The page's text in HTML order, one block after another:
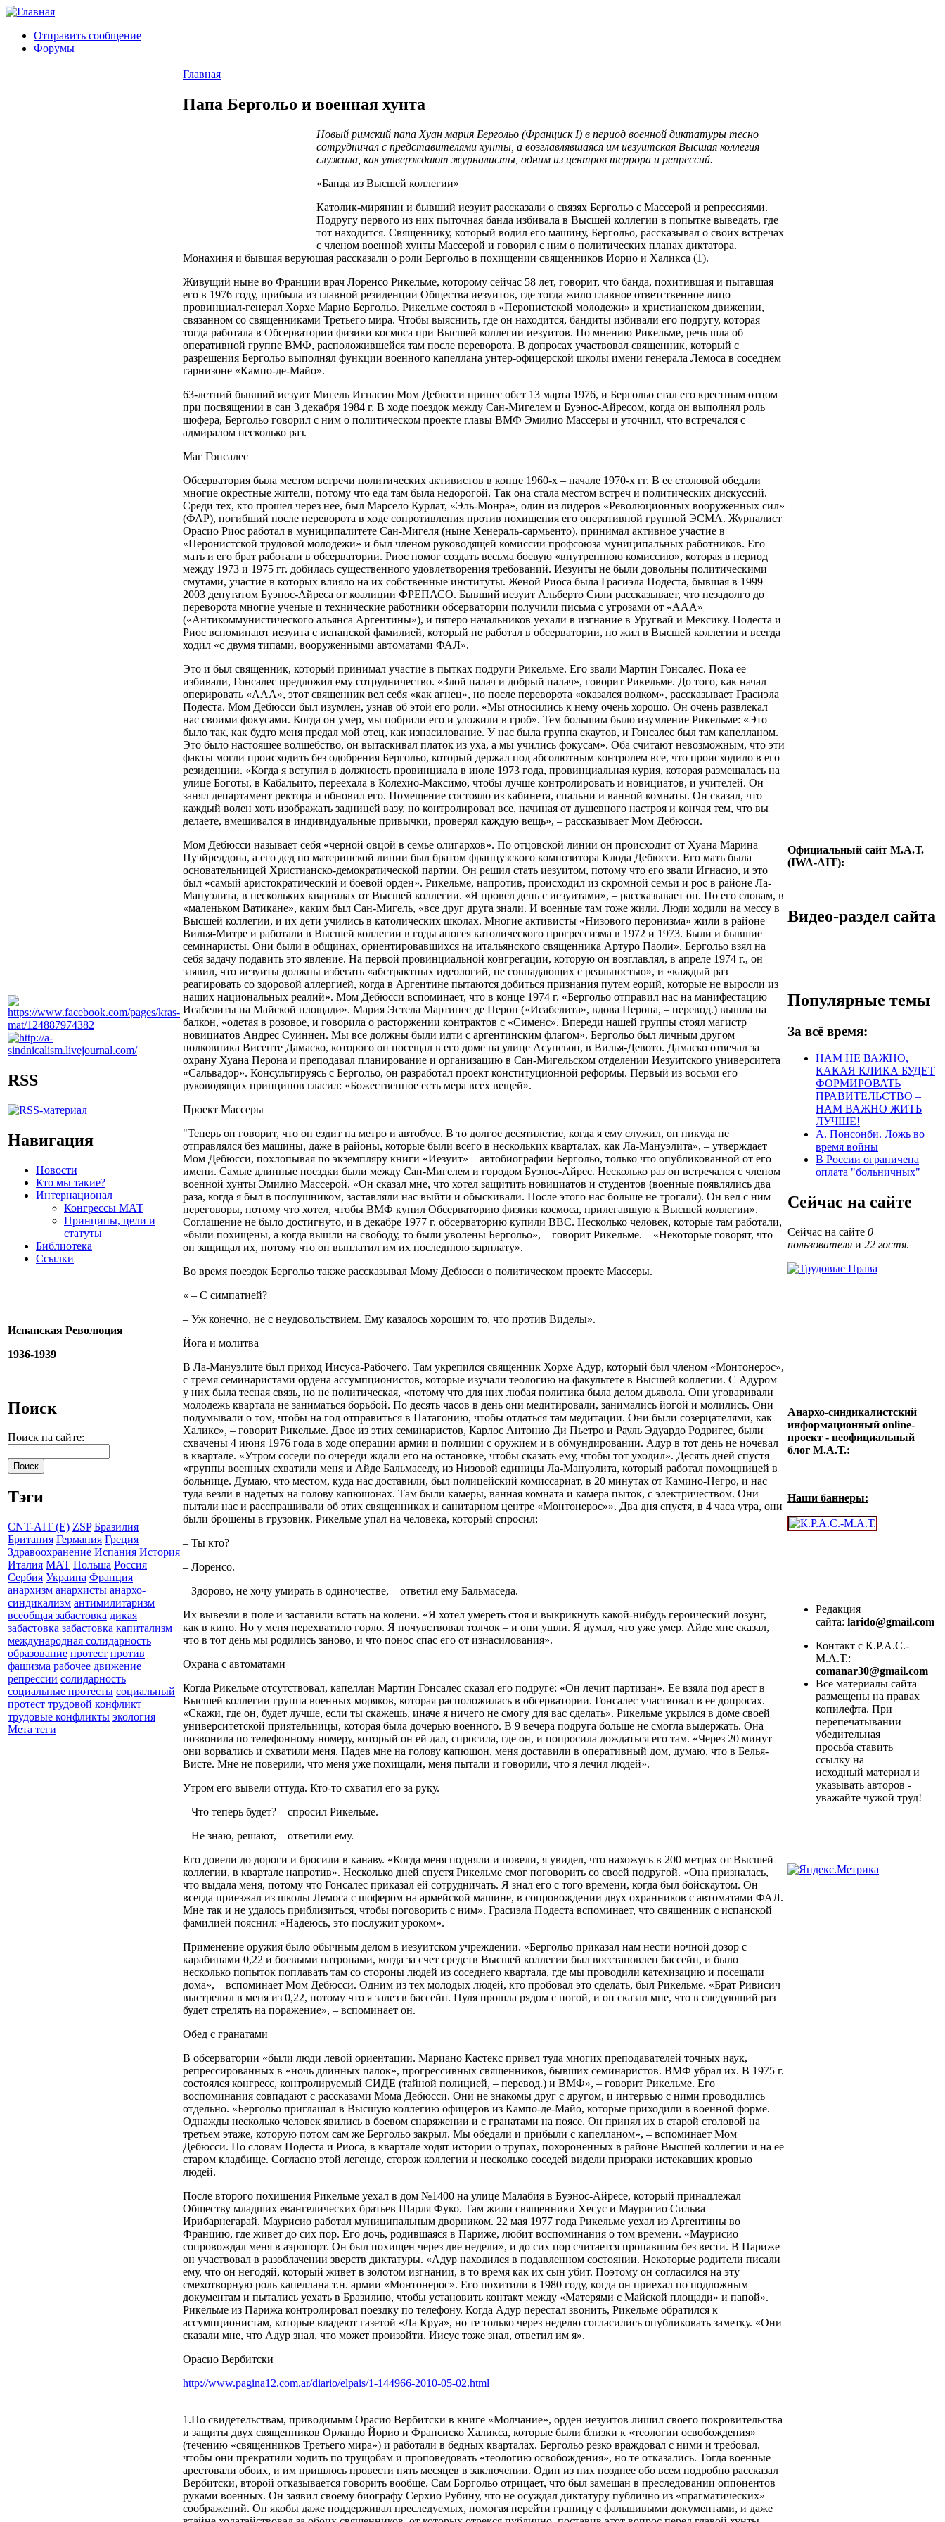
Отправить сообщение
Форумы
RSS
Навигация
Новости
Кто мы такие?
Интернационал
Конгрессы МАТ
Принципы, цели и
статуты
Библиотека
Ссылки
Испанская Революция
1936-1939
Поиск
Поиск на сайте:
Тэги
CNT-AIT (E) ZSP Бразилия
Британия Германия Греция
Здравоохранение Испания История
Италия МАТ Польша Россия
Сербия Украина Франция
анархизм анархисты анархо-
синдикализм антимилитаризм
всеобщая забастовка дикая
забастовка забастовка капитализм
международная солидарность
образование протест против
фашизма рабочее движение
репрессии солидарность
социальные протесты социальный
протест трудовой конфликт
трудовые конфликты экология
Мета теги
Главная
Папа Бергольо и военная хунта
Новый римский папа Хуан мария Бергольо (Франциск I) в период военной диктатуры тесно
сотрудничал с представителями хунты, а возглавлявшаяся им иезуитская Высшая коллегия
служила, как утверждают журналисты, одним из центров террора и репрессий.
«Банда из Высшей коллегии»
Католик-мирянин и бывший иезуит рассказали о связях Бергольо с Массерой и репрессиями.
Подругу первого из них пыточная банда избивала в Высшей коллегии в попытке выведать, где
тот находится. Священнику, который водил его машину, Бергольо, рассказывал о своих встречах
с членом военной хунты Массерой и говорил с ним о политических планах диктатора.
Монахиня и бывшая верующая рассказали о роли Бергольо в похищении священников Иорио и Халикса (1).
Живущий ныне во Франции врач Лоренсо Рикельме, которому сейчас 58 лет, говорит, что банда, похитившая и пытавшая
его в 1976 году, прибыла из главной резиденции Общества иезуитов, где тогда жило главное ответственное лицо –
провинциал-генерал Хорхе Марио Бергольо. Рикельме состоял в «Перонистской молодежи» и христианском движении,
связанном со священниками Третьего мира. Чтобы выяснить, где он находится, бандиты избивали его подругу, которая
тогда работала в Обсерватории физики космоса при Высшей коллегии иезуитов. По мнению Рикельме, речь шла об
оперативной группе ВМФ, расположившейся там после переворота. В допросах участвовал священник, который с
разрешения Бергольо выполнял функции военного капеллана унтер-офицерской школы имени генерала Лемоса в соседнем
гарнизоне «Кампо-де-Майо».
63-летний бывший иезуит Мигель Игнасио Мом Дебюсси принес обет 13 марта 1976, и Бергольо стал его крестным отцом
при посвящении в сан 3 декабря 1984 г. В ходе поездок между Сан-Мигелем и Буэнос-Айресом, когда он выполнял роль
шофера, Бергольо говорил с ним о политическом проекте главы ВМФ Эмилио Массеры и уточнил, что встречался с
адмиралом несколько раз.
Маг Гонсалес
Обсерватория была местом встречи политических активистов в конце 1960-х – начале 1970-х гг. В ее столовой обедали
многие окрестные жители, потому что еда там была недорогой. Так она стала местом встреч и политических дискуссий.
Среди тех, кто прошел через нее, был Марсело Курлат, «Эль-Монра», один из лидеров «Революционных вооруженных сил»
(ФАР), погибший после переворота в ходе сопротивления против похищения его оперативной группой ЭСМА. Журналист
Орасио Риос работал в муниципалитете Сан-Мигеля (ныне Хенераль-сармьенто), принимал активное участие в
«Перонистской трудовой молодежи» и был членом руководящей комиссии профсоюза муниципальных работников. Его
мать и его брат работали в обсерватории. Риос помог создать весьма боевую «внутреннюю комиссию», которая в период
между 1973 и 1975 гг. добилась существенного удовлетворения требований. Иезуиты не были довольны политическими
смутами, участие в которых влияло на их собственные институты. Женой Риоса была Грасиэла Подеста, бывшая в 1999 –
2003 депутатом Буэнос-Айреса от коалиции ФРЕПАСО. Бывший иезуит Альберто Сили рассказывает, что незадолго до
переворота многие ученые и технические работники обсерватории получили письма с угрозами от «ААА»
(«Антикоммунистического альянса Аргентины»), и пятеро начальников уехали в изгнание в Уругвай и Мексику. Подеста и
Риос вспоминают иезуита с испанской фамилией, который не работал в обсерватории, но жил в Высшей коллегии и всегда
ходил «с двумя типами, вооруженными автоматами ФАЛ».
Это и был священник, который принимал участие в пытках подруги Рикельме. Его звали Мартин Гонсалес. Пока ее
избивали, Гонсалес предложил ему сотрудничество. «Злой палач и добрый палач», говорит Рикельме. До того, как начал
оперировать «ААА», этот священник вел себя «как агнец», но после переворота «оказался волком», рассказывает Грасиэла
Подеста. Мом Дебюсси был изумлен, узнав об этой его роли. «Мы относились к нему очень хорошо. Он очень развлекал
нас своими фокусами. Когда он умер, мы побрили его и уложили в гроб». Тем большим было изумление Рикельме: «Это
было так, как будто меня предал мой отец, как изнасилование. У нас была группа скаутов, и Гонсалес был там капелланом.
Это было настоящее волшебство, он вытаскивал платок из уха, а мы учились фокусам». Оба считают невозможным, что эти
факты могли происходить без одобрения Бергольо, который держал под абсолютным контролем все, что происходило в его
резиденции. «Когда я вступил в должность провинциала в июле 1973 года, провинциальная курия, которая размещалась на
улице Боготы, в Кабальито, переехала в Колехио-Максимо, чтобы лучше контролировать и новициатов, и учителей. Он
занял департамент ректора и обновил его. Помещение состояло из кабинета, спальни и ванной комнаты. Он сказал, что
каждый волен хоть изображать задницей вазу, но контролировал все, начиная от душевного настроя и кончая тем, что вы
делаете, вмешивался в индивидуальные привычки, проверял каждую вещь», – рассказывает Мом Дебюсси.
Мом Дебюсси называет себя «черной овцой в семье олигархов». По отцовской линии он происходит от Хуана Марина
Пуэйреддона, а его дед по материнской линии был братом французского композитора Клода Дебюсси. Его мать была
основательницей Христианско-демократической партии. Он решил стать иезуитом, потому что его звали Игнасио, и это
был «самый аристократический и боевой орден». Рикельме, напротив, происходил из скромной семьи и рос в районе Ла-
Мануэлита, в нескольких кварталах от Высшей коллегии. «Я провел день с иезуитами», – рассказывает он. По его словам, в
«маленьком Ватикане», каким был Сан-Мигель, «все друг друга знали. И военные там тоже жили. Люди ходили на мессу в
Высшей коллегии, и их дети учились в католических школах. Многие активисты «Низового перонизма» жили в районе
Вилья-Митре и работали в Высшей коллегии в годы апогея католического прогрессизма в 1972 и 1973. Были и бывшие
семинаристы. Они были в общинах, ориентировавшихся на итальянского священника Артуро Паоли». Бергольо взял на
себя задачу подавить это явление. На первой провинциальной конгрегации, которую он возглавлял, в апреле 1974 г., он
заявил, что иезуиты должны избегать «абстрактных идеологий, не совпадающих с реальностью», и «каждый раз
реагировать со здоровой аллергией, когда в Аргентине пытаются добиться признания путем еорий, которые не выросли из
наших национальных реалий». Мом Дебюсси вспоминает, что в конце 1974 г. «Бергольо отправил нас на манифестацию
Исабелиты на Майской площади». Мария Эстела Мартинес де Перон («Исабелита», вдова Перона, – перевод.) вышла на
балкон, «одетая в розовое, и говорила о расторжении контрактов с «Сименс». Впереди нашей группы стоял магистр
новициатов Андрес Суиннен. Мы все должны были идти с аргентинским флагом». Бергольо был личным другом
полковника Висенте Дамаско, которого он посещал в его доме на улице Асунсьон, в Вилья-Девото. Дамаско отвечал за
охрану Хуана Перона и преподавал планирование и организацию в Сан-Мигельском отделении Иезуитского университета
«Сальвадор». Консультируясь с Бергольо, он разработал проект конституционной реформы. Первый из восьми его
руководящих принципов гласил: «Божественное есть мера всех вещей».
Проект Массеры
"Теперь он говорит, что он ездит на метро и автобусе. В то долгое десятилетие, когда я ему служил, он никуда не
отправлялся без машины, даже в районы, которые были всего в нескольких кварталах, как Ла-Мануэлита», – утверждает
Мом Дебюсси, похлопывая по экземпляру книги «Иезуит» – автобиографии Бергольо, только что опубликованной от его
имени. Самые длинные поездки были между Сан-Мигелем и городом Буэнос-Айрес. Несколько раз он встречался с членом
военной хунты Эмилио Массерой. «Он сказал мне, что хотел защитить новициатов и студентов (военные появлялись два
раза, когда я был в послушником, заставляли нас выйти и обыскивали. После этого нас больше не трогали). Он вел с ним
переговоры, потому что хотел, чтобы ВМФ купил Обсерваторию физики космоса, прилегавшую к Высшей коллегии».
Соглашение не было достигнуто, и в декабре 1977 г. обсерваторию купили ВВС. Несколько человек, которые там работали,
«были похищены, а когда вышли на свободу, то были уволены Бергольо», – говорит Рикельме. – «Некоторые говорят, что
он защищал их, потому что он выплатил им их последнюю зарплату».
Во время поездок Бергольо также рассказывал Мому Дебюсси о политическом проекте Массеры.
« – С симпатией?
– Уж конечно, не с неудовольствием. Ему казалось хорошим то, что против Виделы».
Йога и молитва
В Ла-Мануэлите был приход Иисуса-Рабочего. Там укрепился священник Хорхе Адур, который был членом «Монтонерос»,
с тремя семинаристами ордена ассумпционистов, которые изучали теологию на факультете в Высшей коллегии. С Адуром
у них была тесная связь, но не политическая, «потому что для них любая политика была делом дьявола. Они уговаривали
молодежь квартала не заниматься борьбой. По десять часов в день они медитировали, занимались йогой и молились. Они
подумывали о том, чтобы на год отправиться в Патагонию, чтобы отдаться там медитации. Они были созерцателями, как
Халикс», – говорит Рикельме. Двое из этих семинаристов, Карлос Антонио Ди Пьетро и Рауль Эдуардо Родригес, были
схвачены 4 июня 1976 года в ходе операции армии и полиции с оружием и в обмундировании. Адур в тот день не ночевал
в квартале. «Утром соседи по очереди ждали его на остановке, чтобы сказать ему, чтобы тот уходил». Десять дней спустя
«группы военных схватили меня и Айде Бальмаседу, из Низовой единицы Ла-Мануэлита, который работал помощницей в
больнице. Думаю, что местом, куда нас доставили, был полицейский комиссариат, в 20 минутах от Камино-Негро, и нас
туда везли в надетых на голову капюшонах. Там были камеры, ванная комната и камера пыток, с электричеством. Они
пытали нас и расспрашивали об этих священниках и санитарном центре «Монтонерос»». Два дня спустя, в 4 часа утра, они
были брошены в грузовик. Рикельме упал на человека, который спросил:
– Ты кто?
– Лоренсо.
– Здорово, не хочу умирать в одиночестве, – ответил ему Бальмаседа.
Их вывезли в поле и заставили встать на колени. «Я хотел умереть стоя и выкрикнуть какой-нибудь героический лозунг,
как в кино. Но у меня перехватило горло. Я почувствовал толчок – и они ушли. Я думал, что уже умер. Айде мне сказал,
что в тот день мы родились заново, и что понос спас его от изнасилования».
Охрана с автоматами
Когда Рикельме отсутствовал, капеллан Мартин Гонсалес сказал его подруге: «Он лечит партизан». Ее взяла под арест в
Высшей коллегии группа военных моряков, которая расположилась в обсерватории. Гонсалес участвовал в ее допросах.
«Скажи, где он, будет лучше, если ты скажешь, иначе я ничего не смогу для вас сделать». Рикельме укрылся в доме своей
университетской приятельницы, которая была дочерью военного. В 9 вечера подруга больше не смогла выдержать. Она
позвонила по телефонному номеру, который он ей дал, спросила, где он, и попросила дождаться его там. «Через 20 минут
они ворвались и схватили меня. Надев мне на голову капюшон, меня доставили в оперативный дом, думаю, что в Белья-
Висте. Мне не поверили, что меня уже похищали, меня пытали и говорили, что я лечил людей».
Утром его вывели оттуда. Кто-то схватил его за руку.
– Что теперь будет? – спросил Рикельме.
– Не знаю, решают, – ответили ему.
Его довели до дороги и бросили в канаву. «Когда меня подняли и повели, я увидел, что нахожусь в 200 метрах от Высшей
коллегии, в квартале напротив». Несколько дней спустя Рикельме смог поговорить со своей подругой. «Она призналась,
что выдала меня, потому что Гонсалес приказал ей сотрудничать. Я знал его с того времени, когда был бойскаутом. Он
всегда приезжал из школы Лемоса с шофером на армейской машине, в сопровождении двух охранников с автоматами ФАЛ.
Мне так и не удалось приблизиться, чтобы поговорить с ним». Грасиэла Подеста вспоминает, что священник с испанской
фамилией пояснил: «Надеюсь, это послужит уроком».
Применение оружия было обычным делом в иезуитском учреждении. «Бергольо приказал нам нести ночной дозор с
карабинами 0,22 и боевыми патронами, когда за счет средств Высшей коллегии был восстановлен бассейн, и было
несколько попыток поплавать там со стороны людей из соседнего квартала, где мы проводили катехизацию и посещали
дома», – вспоминает Мом Дебюсси. Одним из тех молодых людей, кто пробовал это сделать, был Рикельме. «Брат Ривисич
выстрелил в меня из 0,22, потому что я залез в бассейн. Пуля прошла рядом с ногой, и он сказал мне, что в следующий раз
будет стрелять на поражение», – вспоминает он.
Обед с гранатами
В обсерватории «были люди левой ориентации. Мариано Кастекс привел туда многих преподавателей точных наук,
репрессированных в «ночь длинных палок», прогрессивных священников, бывших семинаристов. ВМФ убрал их. В 1975 г.
состоялся конгресс, контролируемый СИДЕ (тайной полицией, – перевод.) и ВМФ», – говорит Рикельме. Его
воспоминания совпадают с рассказами Мома Дебюсси. Они не знакомы друг с другом, и интервью с ними проводились
отдельно. «Бергольо приглашал в Высшую коллегию офицеров из Кампо-де-Майо, которые приходили в военной форме.
Однажды несколько человек явились в боевом снаряжении и с гранатами на поясе. Он принял их в старой столовой на
третьем этаже, которую потом сам же Бергольо закрыл. Мы обедали и прибыли с капелланом», – вспоминает Мом
Дебюсси. По словам Подеста и Риоса, в квартале ходят истории о трупах, похороненных в районе Высшей коллегии и на ее
старом кладбище. Согласно этой легенде, сторож коллегии и несколько соседей видели призраки истекавших кровью
людей.
После второго похищения Рикельме уехал в дом №1400 на улице Малабия в Буэнос-Айресе, который принадлежал
Обществу младших евангелических братьев Шарля Фуко. Там жили священники Хесус и Маурисио Сильва
Ирибарнегарай. Маурисио работал муниципальным дворником. 22 мая 1977 года Рикельме уехал из Аргентины во
Францию, где живет до сих пор. Его дочь, родившаяся в Париже, любит воспоминания о том времени. «Маурисио
сопровождал меня в аэропорт. Он был похищен через две недели», и до сих пор считается пропавшим без вести. В Париже
он участвовал в разоблачении зверств диктатуры. «Адур находился в подавленном состоянии. Некоторые родители писали
ему, что он негодяй, который живет в золотом изгнании, в то время как их сын убит. Поэтому он согласился на эту
смехотворную роль капеллана т.н. армии «Монтонерос». Его похитили в 1980 году, когда он приехал по подложным
документам и пытались уехать в Бразилию, чтобы установить контакт между «Матерями с Майской площади» и папой».
Рикельме из Парижа контролировал поездку по телефону. Когда Адур перестал звонить, Рикельме обратился к
ассумпционистам, которые владеют газетой «Ла Круа», но те только через неделю согласились опубликовать заметку. «Они
сказали мне, что Адур знал, что может произойти. Иисус тоже знал, ответил им я».
Орасио Вербитски
http://www.pagina12.com.ar/diario/elpais/1-144966-2010-05-02.html
1.По свидетельствам, приводимым Орасио Вербитски в книге «Молчание», орден иезуитов лишил своего покровительства
и защиты двух священников Орландо Йорио и Франсиско Халикса, которые были близки к «теологии освобождения»
(течению «священников Третьего мира») и работали в бедных кварталах. Бергольо резко враждовал с ними и требовал,
чтобы они прекратили ходить по трущобам и проповедовать «теологию освобождения», но те отказались. Тогда военные
арестовали обоих, и им пришлось провести пять месяцев в заключении. Один из них позднее обо всем подробно рассказал
Вербитски, второй отказывается говорить вообще. Сам Боргольо отрицает, что был замешан в преследовании оппонентов
руками военных. Он заявил своему биографу Серхио Рубину, что не осуждал диктатуру публично из «прагматических»
соображений. Он якобы даже поддерживал преследуемых, помогая перейти границу с фальшивыми документами, и даже
Официальный сайт М.А.Т.
(IWA-AIT):
Видео-раздел сайта
Популярные темы
За всё время:
НАМ НЕ ВАЖНО,
КАКАЯ КЛИКА БУДЕТ
ФОРМИРОВАТЬ
ПРАВИТЕЛЬСТВО –
НАМ ВАЖНО ЖИТЬ
ЛУЧШЕ!
А. Понсонби. Ложь во
время войны
В России ограничена
оплата "больничных"
Сейчас на сайте
Сейчас на сайте 0
пользователя и 22 гостя.
Анархо-синдикалистский
информационный online-
проект - неофициальный
блог М.А.Т.:
Наши баннеры:
Редакция
сайта: larido@gmail.com
Контакт с К.Р.А.С.-
М.А.Т.:
comanar30@gmail.com
Все материалы сайта
размещены на правах
копилефта. При
перепечатывании
убедительная
просьба ставить
ссылку на
исходный материал и
указывать авторов -
уважайте чужой труд!